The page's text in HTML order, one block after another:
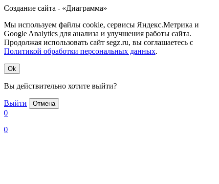
Создание сайта - «Диаграмма»
Мы используем файлы cookie, сервисы Яндекс.Метрика и
Google Analytics для анализа и улучшения работы сайта.
Продолжая использовать сайт segz.ru, вы соглашаетесь с
Политикой обработки персональных данных.
Ok
Вы действительно хотите выйти?
Выйти Отмена
0
0